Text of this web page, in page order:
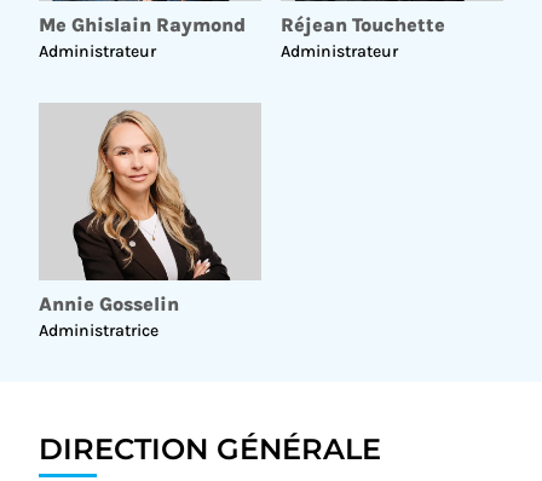
Me Ghislain Raymond
Administrateur
Réjean Touchette
Administrateur
Annie Gosselin
Administratrice
DIRECTION GÉNÉRALE